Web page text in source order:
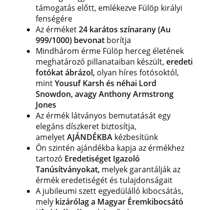
támogatás előtt, emlékezve Fülöp királyi
fenségére
Az érméket24 karátos színarany (Au
999/1000) bevonat borítja
Mindhárom érme Fülöp herceg életének
meghatározó pillanataiban készült, eredeti
fotókat ábrázol, olyan híres fotósoktól,
mintYousuf Karsh és néhai Lord
Snowdon, avagy Anthony Armstrong
Jones
Az érmék látványos bemutatását egy
elegáns díszkeret biztosítja,
amelyetAJÁNDÉKBA kézbesítünk
Ön szintén ajándékba kapja az érmékhez
tartozó Eredetiséget Igazoló
Tanúsítványokat, melyek garantálják az
érmék eredetiségét és tulajdonságait
A jubileumi szett egyedülálló kibocsátás,
mely kizárólag a Magyar Éremkibocsátó